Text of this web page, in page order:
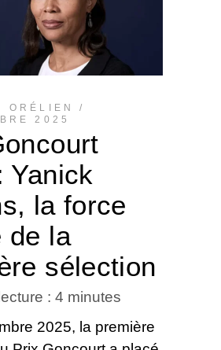
ORÉLIEN
2025
Yanick
la force
de la
sélection
: 4 minutes
2025, la première